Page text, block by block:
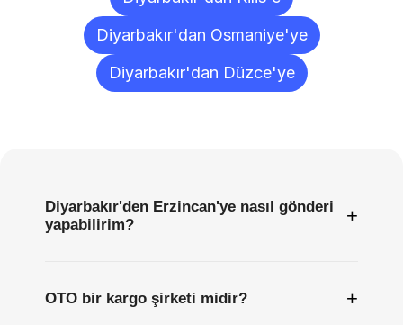
Diyarbakır'dan Osmaniye'ye
Diyarbakır'dan Düzce'ye
Diyarbakır'den Erzincan'ye nasıl gönderi
yapabilirim?
+
OTO bir kargo şirketi midir? +